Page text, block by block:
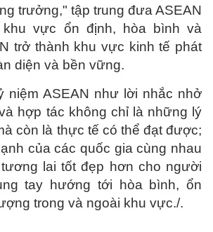
trưởng," tập trung đưa ASEAN
vực ổn định, hòa bình và
trở thành khu vực kinh tế phát
diện và bền vững.
ASEAN như lời nhắc nhở
hợp tác không chỉ là những lý
còn là thực tế có thể đạt được;
của các quốc gia cùng nhau
lai tốt đẹp hơn cho người
tay hướng tới hòa bình, ổn
trong và ngoài khu vực./.